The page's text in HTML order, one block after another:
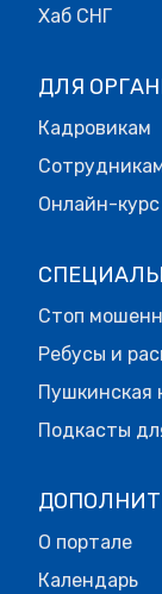
Хаб СНГ
ДЛЯ
Кадровикам
Онлайн-
Стоп
Ребусы и
Пушкинская
Подкасты
О портале
Календарь